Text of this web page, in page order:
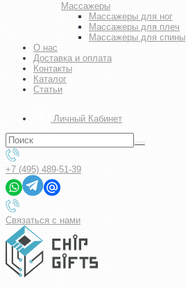
Массажеры
Массажеры для ног
Массажеры для плеч
Массажеры для спины
О нас
Доставка и оплата
Контакты
Каталог
Статьи
Личный Кабинет
+7 (495) 489-51-39
Связаться с нами